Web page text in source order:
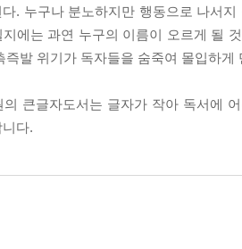
. 누구나 분노하지만 행동으로 나서
지에는 과연 누구의 이름이 오르게 될
즉발 위기가 독자들을 숨죽여 몰입하게
큰글자도서는 글자가 작아 독서에
다.